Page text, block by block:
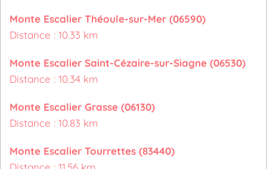
Monte Escalier Théoule-sur-Mer (06590)
Distance : 10.33 km
Monte Escalier Saint-Cézaire-sur-Siagne (06530)
Distance : 10.34 km
Monte Escalier Grasse (06130)
Distance : 10.83 km
Monte Escalier Tourrettes (83440)